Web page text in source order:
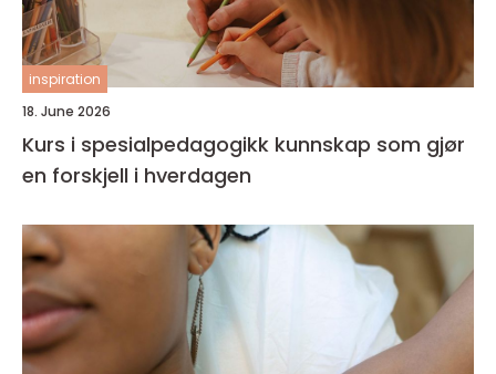
inspiration
18. June 2026
Kurs i spesialpedagogikk kunnskap som gjør
en forskjell i hverdagen